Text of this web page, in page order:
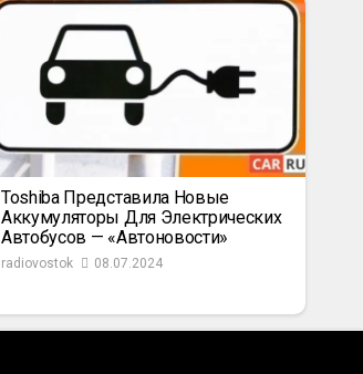
Toshiba Представила Новые
Аккумуляторы Для Электрических
Автобусов — «Автоновости»
radiovostok 08.07.2024